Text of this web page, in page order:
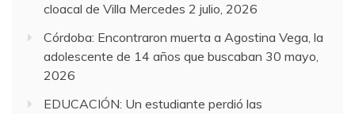
cloacal de Villa Mercedes 2 julio, 2026
Córdoba: Encontraron muerta a Agostina Vega, la
adolescente de 14 años que buscaban 30 mayo,
2026
EDUCACIÓN: Un estudiante perdió las